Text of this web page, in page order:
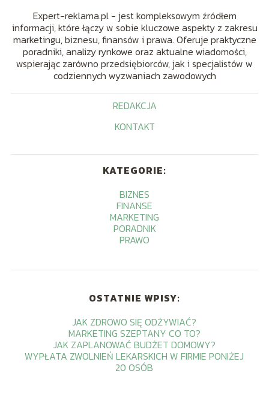
Expert-reklama.pl - jest kompleksowym źródłem
informacji, które łączy w sobie kluczowe aspekty z zakresu
marketingu, biznesu, finansów i prawa. Oferuje praktyczne
poradniki, analizy rynkowe oraz aktualne wiadomości,
wspierając zarówno przedsiębiorców, jak i specjalistów w
codziennych wyzwaniach zawodowych
REDAKCJA
KONTAKT
KATEGORIE:
BIZNES
FINANSE
MARKETING
PORADNIK
PRAWO
OSTATNIE WPISY:
JAK ZDROWO SIĘ ODŻYWIAĆ?
MARKETING SZEPTANY CO TO?
JAK ZAPLANOWAĆ BUDŻET DOMOWY?
WYPŁATA ZWOLNIEŃ LEKARSKICH W FIRMIE PONIŻEJ
20 OSÓB